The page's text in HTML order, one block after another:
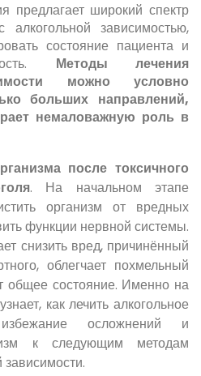
предлагает широкий спектр
зависимостью,
состояние пациента и
Методы лечения
можно условно
больших направлений,
немаловажную роль в
после токсичного
. На начальном этапе
организм от вредных
функции нервной системы.
снизить вред, причинённый
облегчает похмельный
общее состояние. Именно на
как лечить алкогольное
осложнений и
к следующим методам
зависимости.